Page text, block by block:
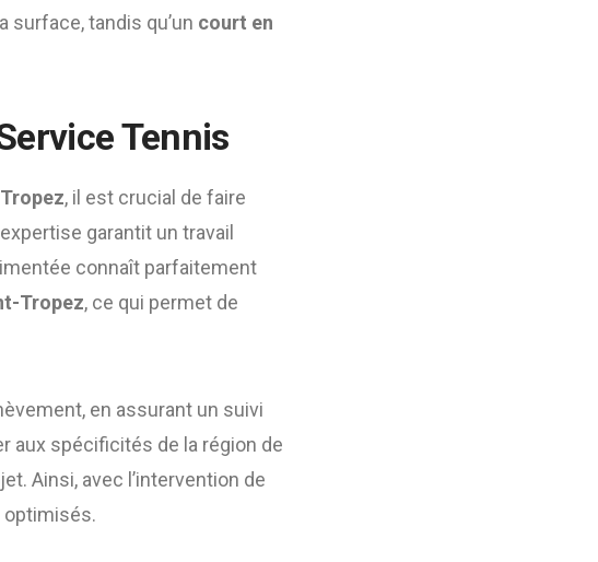
surface, tandis qu’un court en
Tennis
, il est crucial de faire
garantit un travail
connaît parfaitement
Tropez, ce qui permet de
en assurant un suivi
aux spécificités de la région de
Ainsi, avec l’intervention de
optimisés.